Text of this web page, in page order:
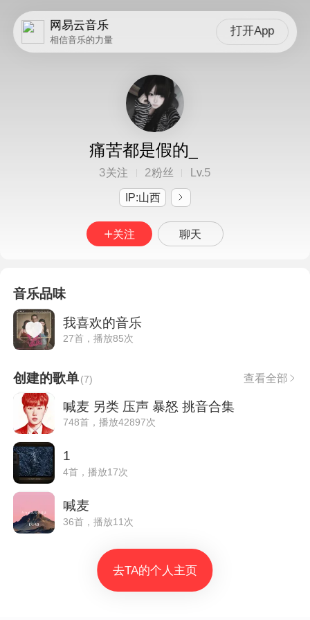
网易云音乐
相信音乐的力量
打开App
痛苦都是假的_
3关注 2粉丝 Lv.5
IP:山西
关注 聊天
音乐品味
我喜欢的音乐
27首，播放85次
创建的歌单(7) 查看全部
喊麦 另类 压声 暴怒 挑音合集
748首，播放42897次
1
4首，播放17次
喊麦
36首，播放11次
去TA的个人主页